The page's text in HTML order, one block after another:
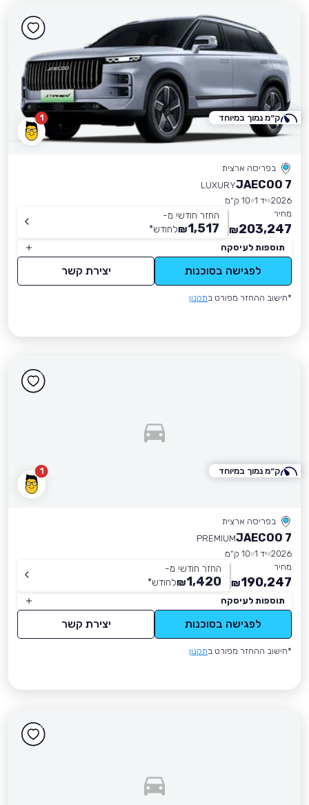
1
בפריסה ארצית
JAECOO 7
LUXURY
2026 יד 1
10 ק״מ
מחיר
203,247
₪
החזר חודשי מ-
1,517
₪לחודש*
תוספות לעיסקה
לפגישה בסוכנות יצירת קשר
*חישוב ההחזר מפורט בתקנון
ק״מ נמוך במיוחד
1
בפריסה ארצית
JAECOO 7
PREMIUM
2026 יד 1
10 ק״מ
מחיר
190,247
₪
החזר חודשי מ-
1,420
₪לחודש*
תוספות לעיסקה
לפגישה בסוכנות יצירת קשר
*חישוב ההחזר מפורט בתקנון
ק״מ נמוך במיוחד